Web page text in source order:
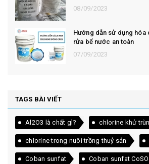
08/09/2023
Hướng dẫn sử dụng hóa
rửa bể nước an toàn
07/09/2023
TAGS BÀI VIẾT
Al2O3 là chất gì? chlorine khử
chlorine trong nuôi trồng thuỷ sản
Coban sunfat Coban sunfat